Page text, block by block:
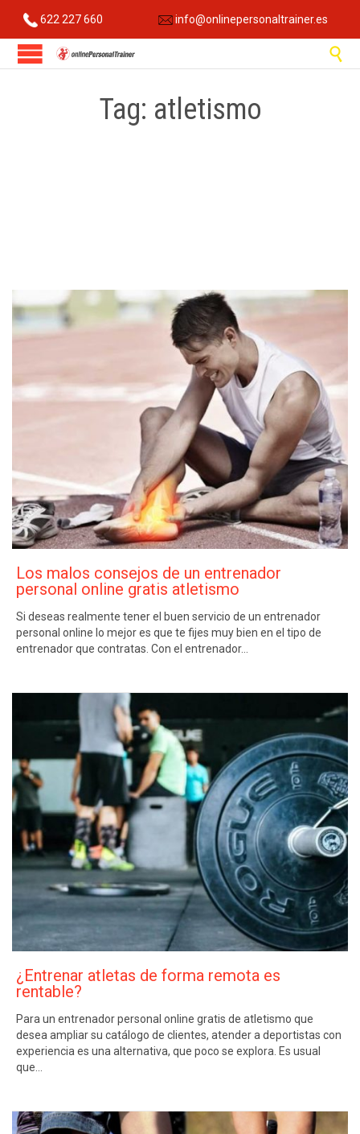
622 227 660 info@onlinepersonaltrainer.es

Tag: atletismo
Los malos consejos de un entrenador
personal online gratis atletismo
Si deseas realmente tener el buen servicio de un entrenador
personal online lo mejor es que te fijes muy bien en el tipo de
entrenador que contratas. Con el entrenador…
¿Entrenar atletas de forma remota es
rentable?
Para un entrenador personal online gratis de atletismo que
desea ampliar su catálogo de clientes, atender a deportistas con
experiencia es una alternativa, que poco se explora. Es usual
que…